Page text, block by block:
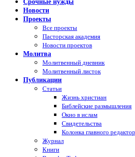
Срочные нужды
Новости
Проекты
Все проекты
Пасторская академия
Новости проектов
Молитва
Молитвенный дневник
Молитвенный листок
Публикации
Статьи
Жизнь христиан
Библейские размышления
Окно в ислам
Свидетельства
Колонка главного
Журнал
Книги